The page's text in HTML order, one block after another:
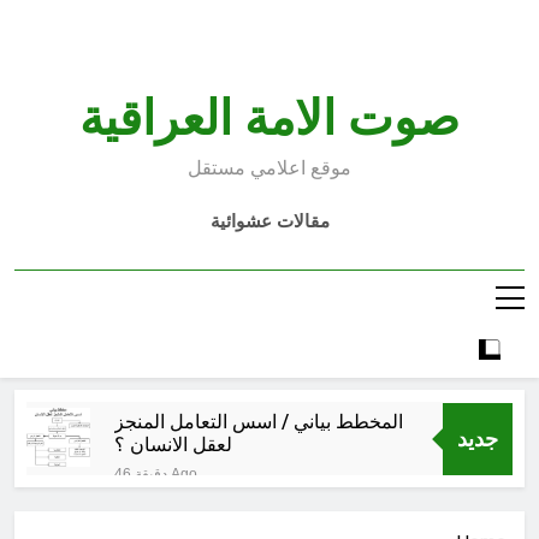
صوت الامة العراقية
موقع اعلامي مستقل
مقالات عشوائية
جديد
المخطط بياني / اسس التعامل المنجز
لعقل الانسان ؟
46 دقيقة Ago